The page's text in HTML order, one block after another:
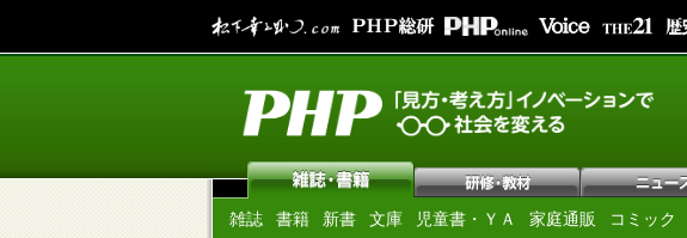
雑誌 書籍 新書 文庫 児童書・ＹＡ 家庭通販 コミック